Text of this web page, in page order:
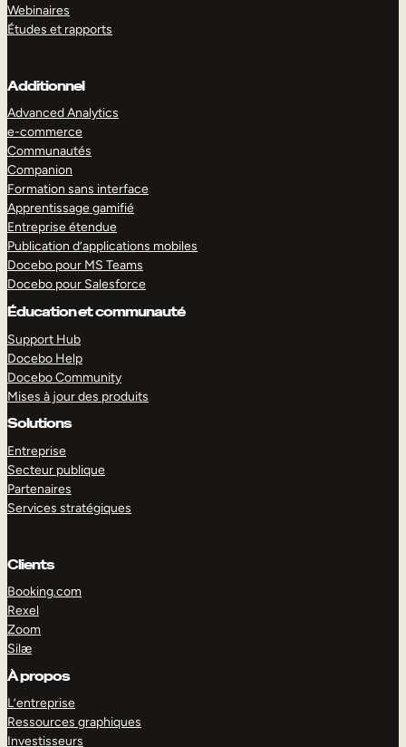
Webinaires
Études et rapports
Additionnel
Advanced Analytics
e-commerce
Communautés
Companion
Formation sans interface
Apprentissage gamifié
Entreprise étendue
Publication d’applications mobiles
Docebo pour MS Teams
Docebo pour Salesforce
Éducation et communauté
Support Hub
Docebo Help
Docebo Community
Mises à jour des produits
Solutions
Entreprise
Secteur publique
Partenaires
Services stratégiques
Clients
Booking.com
Rexel
Zoom
Silæ
À propos
L’entreprise
Ressources graphiques
Investisseurs